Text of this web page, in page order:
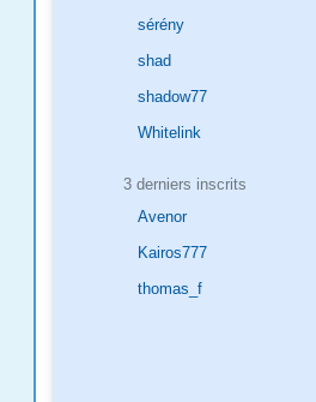
sérény
shad
shadow77
Whitelink
3 derniers inscrits
Avenor
Kairos777
thomas_f